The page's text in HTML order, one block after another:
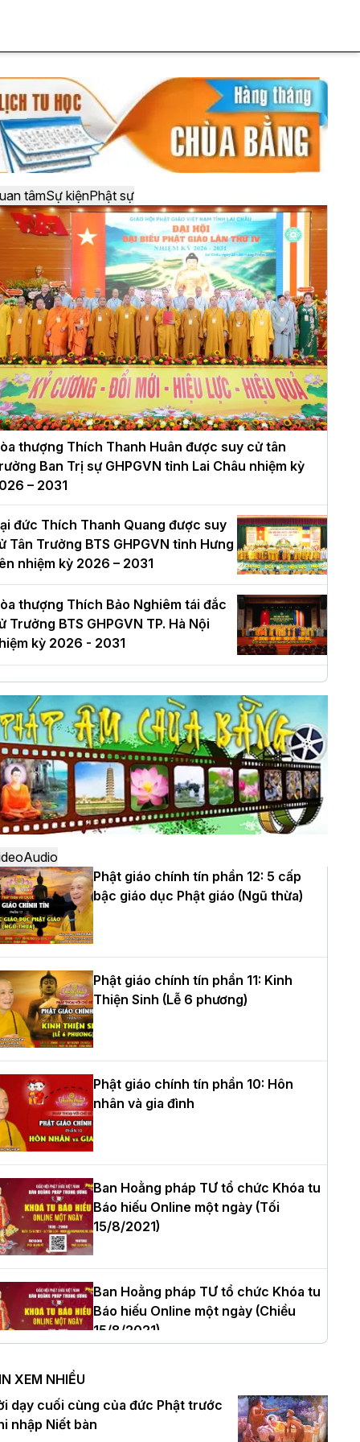
tâmSự kiệnPhật sự
thượng Thích Thanh Huân được suy cử tân
Ban Trị sự GHPGVN tỉnh Lai Châu nhiệm kỳ
– 2031
đức Thích Thanh Quang được suy
Tân Trưởng BTS GHPGVN tỉnh Hưng
nhiệm kỳ 2026 – 2031
thượng Thích Bảo Nghiêm tái đắc
Trưởng BTS GHPGVN TP. Hà Nội
kỳ 2026 - 2031
Nội: Long trọng lễ khởi công xây
Trung tâm văn hóa Phật giáo Thủ
Nội: Ngày tu học cuối cùng khép lại
sinh hoạt Phật pháp mùa hè lần
XIV tại chùa Bằng
yêu thương trong ngày tu tập thứ
của Khóa sinh hoạt Phật pháp mùa
tại chùa Bằng
Thọ Lạc được suy cử làm tân
BTS GHPGVN tỉnh Nghệ An
thượng Thích Quảng Tùng tái đắc
Trưởng BTS GHPGVN thành phố Hải
nhiệm kỳ 2026 – 2031
tọa Thích Tâm Chính được suy
tân Trưởng ban Trị sự GHPGVN tỉnh
Nội: Tăng Ni Trường hạ Bồ Đề trang
tác pháp Tiền an cư PL.2570 –
Audio
Phật giáo chính tín phần 12: 5 cấp
bậc giáo dục Phật giáo (Ngũ thừa)
Phật giáo chính tín phần 11: Kinh
Thiện Sinh (Lễ 6 phương)
Phật giáo chính tín phần 10: Hôn
nhân và gia đình
Ban Hoằng pháp TƯ tổ chức Khóa tu
Báo hiếu Online một ngày (Tối
15/8/2021)
Ban Hoằng pháp TƯ tổ chức Khóa tu
Báo hiếu Online một ngày (Chiều
15/8/2021)
Ban Hoằng pháp TƯ tổ chức Khóa tu
Báo hiếu Online một ngày (Sáng
15/8/2021)
XEM NHIỀU
dạy cuối cùng của đức Phật trước
nhập Niết bàn